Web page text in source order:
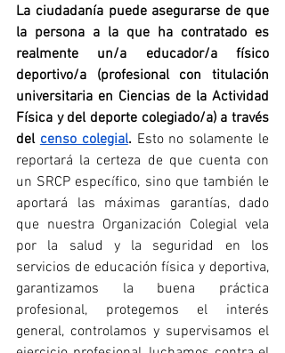
La ciudadanía puede asegurarse de que
la persona a la que ha contratado es
realmente un/a educador/a físico
deportivo/a (profesional con titulación
universitaria en Ciencias de la Actividad
Física y del deporte colegiado/a) a través
del censo colegial. Esto no solamente le
reportará la certeza de que cuenta con
un SRCP específico, sino que también le
aportará las máximas garantías, dado
que nuestra Organización Colegial vela
por la salud y la seguridad en los
servicios de educación física y deportiva,
garantizamos la buena práctica
profesional, protegemos el interés
general, controlamos y supervisamos el